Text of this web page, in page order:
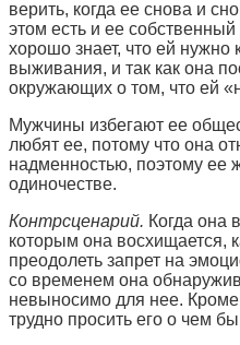
верить, когда ее снова и
этом есть и ее собственный
хорошо знает, что ей нужно
выживания, и так как она
окружающих о том, что ей
Мужчины избегают ее
любят ее, потому что она
надменностью, поэтому ее
одиночестве.
Контрсценарий. Когда она
которым она восхищается,
преодолеть запрет на
со временем она
невыносимо для нее. Кроме
трудно просить его о чем